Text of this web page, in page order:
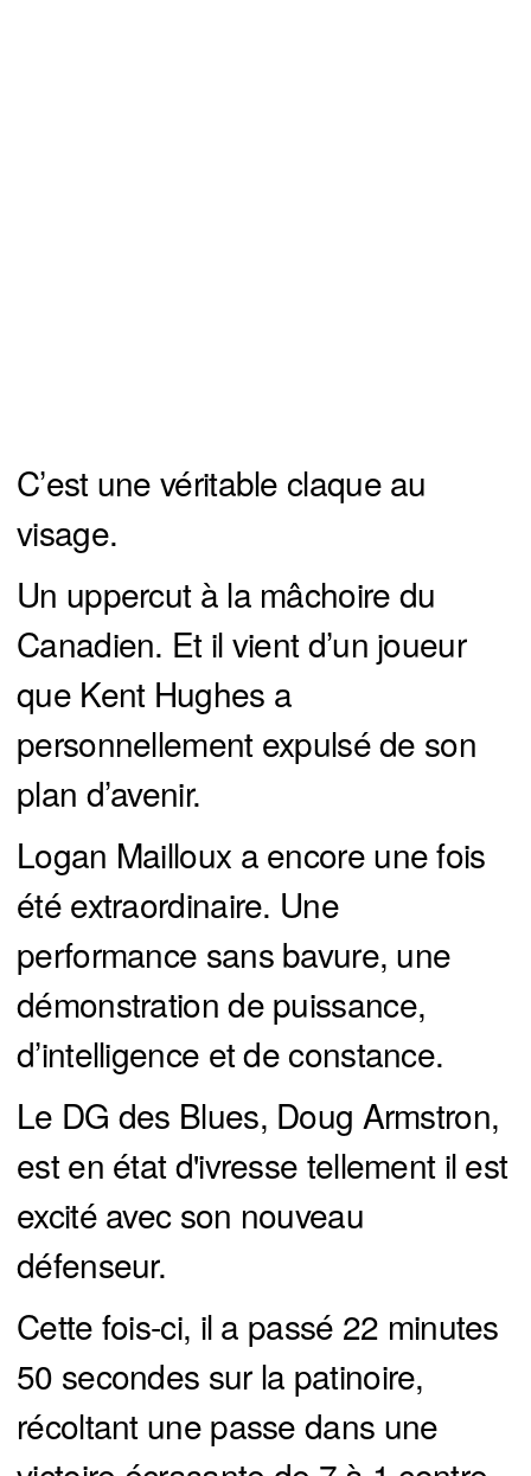
C’est une véritable claque au
visage.
Un uppercut à la mâchoire du
Canadien. Et il vient d’un joueur
que Kent Hughes a
personnellement expulsé de son
plan d’avenir.
Logan Mailloux a encore une fois
été extraordinaire. Une
performance sans bavure, une
démonstration de puissance,
d’intelligence et de constance.
Le DG des Blues, Doug Armstron,
est en état d'ivresse tellement il est
excité avec son nouveau
défenseur.
Cette fois-ci, il a passé 22 minutes
50 secondes sur la patinoire,
récoltant une passe dans une